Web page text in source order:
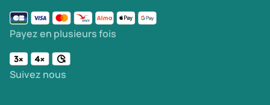
Payez en plusieurs fois
Suivez nous